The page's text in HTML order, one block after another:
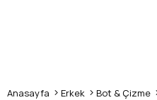
Anasayfa Erkek Bot & Çizme